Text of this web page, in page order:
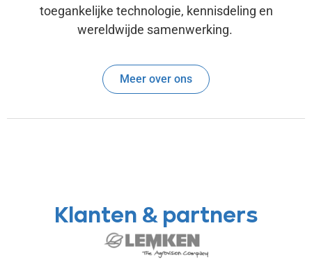
toegankelijke technologie, kennisdeling en
wereldwijde samenwerking.
Meer over ons
Klanten & partners